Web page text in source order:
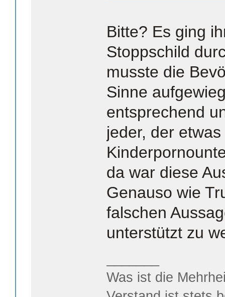
Bitte? Es ging
Stoppschild
musste die
Sinne
entsprechend
jeder, der
da war diese
Genauso wie
falschen
unterstützt zu
Was ist die